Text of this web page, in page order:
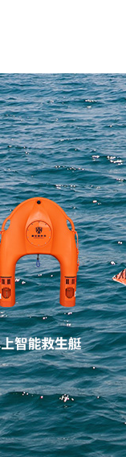
水面救援船艇
水上智能救生艇
水上智能遥控机
器人
水上智能救生机
器人
高速救援艇
高速救援板
飞行救生艇
其他产品
警用船载双管拦
截系统
水底边坡仪
水域应急照明无
人机系统
水底微地震监测
系统
迷彩太阳能背包
潜水动力推进器
便携式碳纤维抛
投器